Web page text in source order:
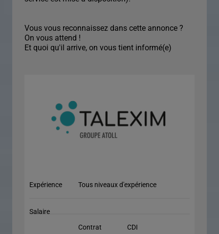
Vous vous reconnaissez dans cette annonce ?
On vous attend !
Et quoi qu'il arrive, on vous tient informé(e)
Expérience Tous niveaux d'expérience
Salaire
Contrat
CDI